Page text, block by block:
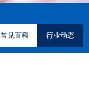
常见百科 行业动态